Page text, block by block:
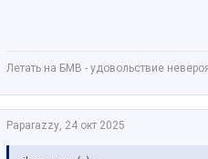
Летать на БМВ - удовольствие
Paparazzy, 24 окт 2025